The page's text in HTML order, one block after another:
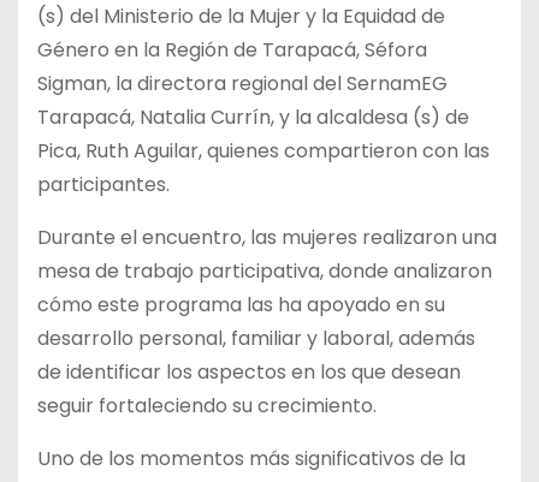
(s) del Ministerio de la Mujer y la Equidad de
Género en la Región de Tarapacá, Séfora
Sigman, la directora regional del SernamEG
Tarapacá, Natalia Currín, y la alcaldesa (s) de
Pica, Ruth Aguilar, quienes compartieron con las
participantes.
Durante el encuentro, las mujeres realizaron una
mesa de trabajo participativa, donde analizaron
cómo este programa las ha apoyado en su
desarrollo personal, familiar y laboral, además
de identificar los aspectos en los que desean
seguir fortaleciendo su crecimiento.
Uno de los momentos más significativos de la